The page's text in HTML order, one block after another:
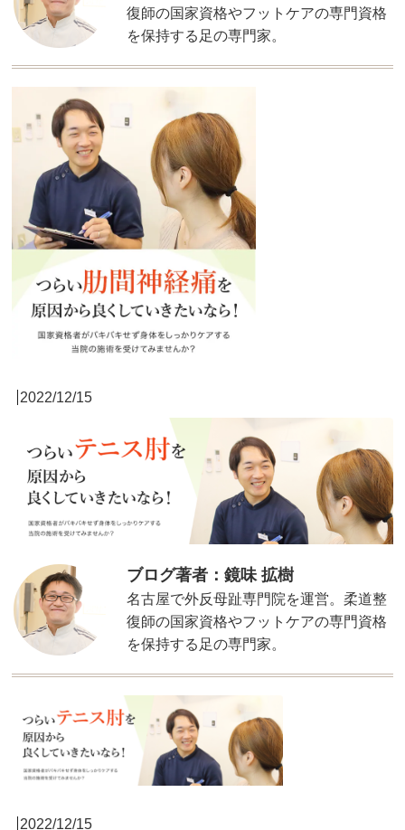
復師の国家資格やフットケアの専門資格
を保持する足の専門家。
2022/12/15
ブログ著者：鏡味 拡樹
名古屋で外反母趾専門院を運営。柔道整
復師の国家資格やフットケアの専門資格
を保持する足の専門家。
2022/12/15